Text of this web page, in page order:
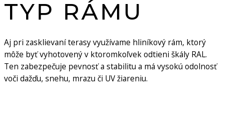
TYP RÁMU
Aj pri zasklievaní terasy využívame hliníkový rám, ktorý
môže byť vyhotovený v ktoromkoľvek odtieni škály RAL.
Ten zabezpečuje pevnosť a stabilitu a má vysokú odolnosť
voči dažďu, snehu, mrazu či UV žiareniu.